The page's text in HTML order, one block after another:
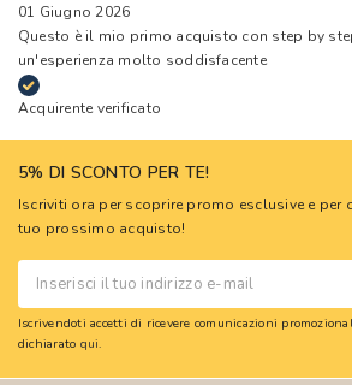
01 Giugno 2026
Questo è il mio primo acquisto con step by
un'esperienza molto soddisfacente
Acquirente verificato
5% DI SCONTO PER TE!
Iscriviti ora per scoprire promo esclusive e per
tuo prossimo acquisto!
Iscrivendoti accetti di ricevere comunicazioni
dichiarato qui.